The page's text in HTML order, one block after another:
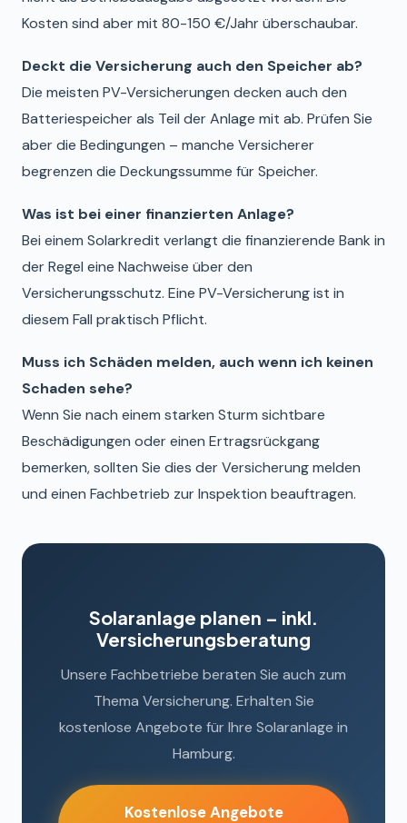
Kosten sind aber mit 80-150 €/Jahr überschaubar.
Deckt die Versicherung auch den Speicher ab?
Die meisten PV-Versicherungen decken auch den
Batteriespeicher als Teil der Anlage mit ab. Prüfen Sie
aber die Bedingungen – manche Versicherer
begrenzen die Deckungssumme für Speicher.
Was ist bei einer finanzierten Anlage?
Bei einem Solarkredit verlangt die finanzierende Bank in
der Regel eine Nachweise über den
Versicherungsschutz. Eine PV-Versicherung ist in
diesem Fall praktisch Pflicht.
Muss ich Schäden melden, auch wenn ich keinen
Schaden sehe?
Wenn Sie nach einem starken Sturm sichtbare
Beschädigungen oder einen Ertragsrückgang
bemerken, sollten Sie dies der Versicherung melden
und einen Fachbetrieb zur Inspektion beauftragen.
Solaranlage planen – inkl.
Versicherungsberatung
Unsere Fachbetriebe beraten Sie auch zum
Thema Versicherung. Erhalten Sie
kostenlose Angebote für Ihre Solaranlage in
Hamburg.
Kostenlose Angebote